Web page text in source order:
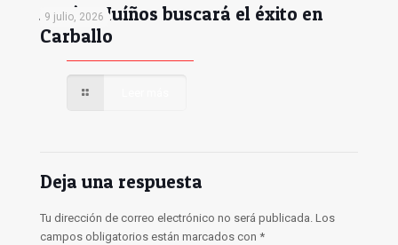
9 julio, 2026
Antón Muíños buscará el éxito en
Carballo
Deja una respuesta
Tu dirección de correo electrónico no será publicada. Los
campos obligatorios están marcados con *